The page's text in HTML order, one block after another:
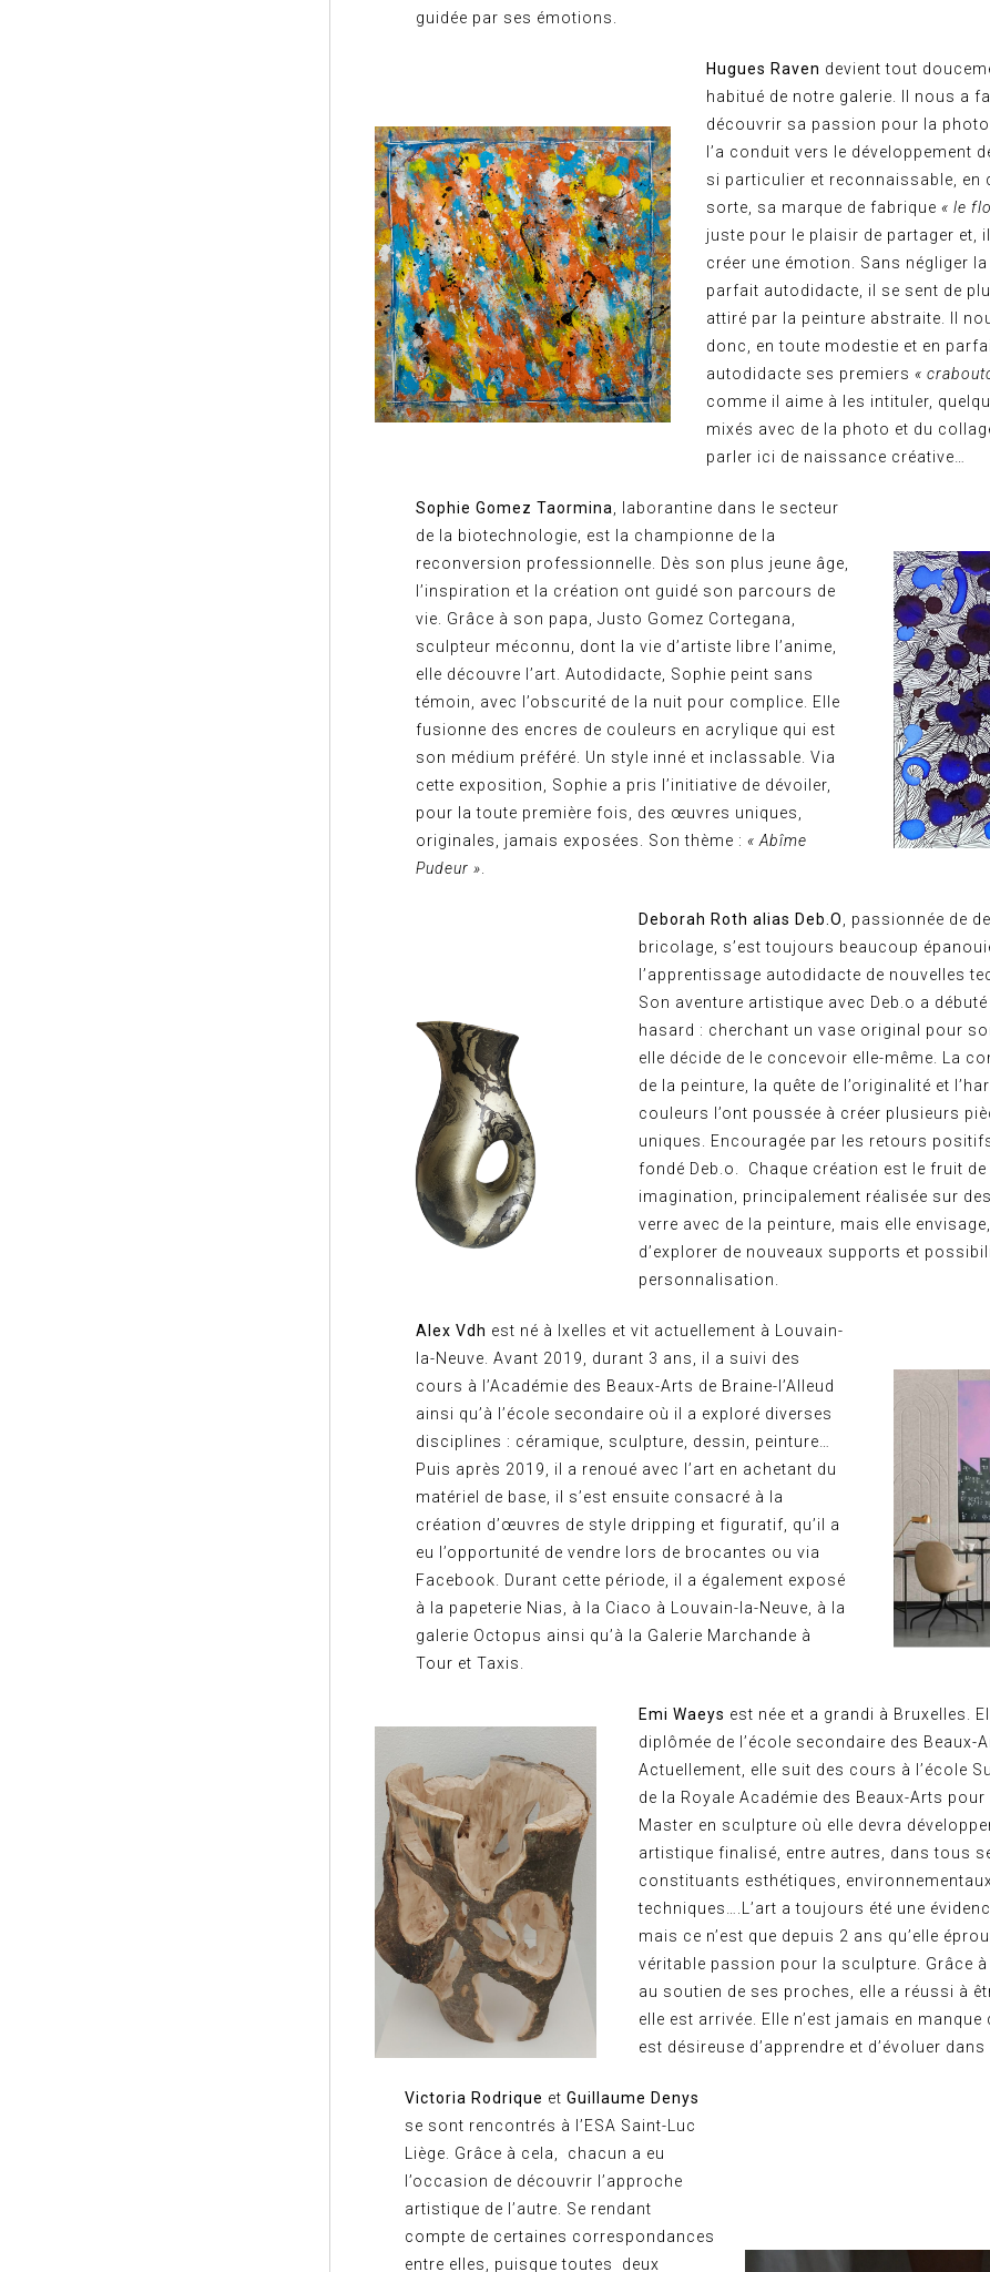
guidée par ses émotions.
Hugues Raven devient tout
habitué de notre galerie. Il nous a
découvrir sa passion pour la
l’a conduit vers le développement
si particulier et reconnaissable, en
sorte, sa marque de fabrique « le
juste pour le plaisir de partager et, il
créer une émotion. Sans négliger
parfait autodidacte, il se sent de
attiré par la peinture abstraite. Il
donc, en toute modestie et en
autodidacte ses premiers «
comme il aime à les intituler,
mixés avec de la photo et du
parler ici de naissance créative…
Sophie Gomez Taormina
, laborantine dans le secteur
de la biotechnologie, est la championne de la
reconversion professionnelle. Dès son plus jeune âge,
l’inspiration et la création ont guidé son parcours de
vie. Grâce à son papa, Justo Gomez Cortegana,
sculpteur méconnu, dont la vie d’artiste libre l’anime,
elle découvre l’art. Autodidacte, Sophie peint sans
témoin, avec l’obscurité de la nuit pour complice. Elle
fusionne des encres de couleurs en acrylique qui est
son médium préféré. Un style inné et inclassable. Via
cette exposition, Sophie a pris l’initiative de dévoiler,
pour la toute première fois, des œuvres uniques,
originales, jamais exposées. Son thème : « Abîme
Pudeur »
Deborah Roth alias Deb.O
, passionnée de
bricolage, s’est toujours beaucoup
l’apprentissage autodidacte de nouvelles
Son aventure artistique avec Deb.o a
hasard : cherchant un vase original pour
elle décide de le concevoir elle-même. La
de la peinture, la quête de l’originalité et
couleurs l’ont poussée à créer plusieurs
uniques. Encouragée par les retours
fondé Deb.o. Chaque création est le fruit de
imagination, principalement réalisée sur
verre avec de la peinture, mais elle envisage,
d’explorer de nouveaux supports et
personnalisation.
Alex Vdh est né à Ixelles et vit actuellement à Louvain-
la-Neuve. Avant 2019, durant 3 ans, il a suivi des
cours à l’Académie des Beaux-Arts de Braine-l’Alleud
ainsi qu’à l’école secondaire où il a exploré diverses
disciplines : céramique, sculpture, dessin, peinture…
Puis après 2019, il a renoué avec l’art en achetant du
matériel de base, il s’est ensuite consacré à la
création d’œuvres de style dripping et figuratif, qu’il a
eu l’opportunité de vendre lors de brocantes ou via
Facebook. Durant cette période, il a également exposé
à la papeterie Nias, à la Ciaco à Louvain-la-Neuve, à la
galerie Octopus ainsi qu’à la Galerie Marchande à
Tour et Taxis.
Emi Waeys est née et a grandi à Bruxelles.
diplômée de l’école secondaire des Beaux-
Actuellement, elle suit des cours à l’école
de la Royale Académie des Beaux-Arts
Master en sculpture où elle devra
artistique finalisé, entre autres, dans tous
constituants esthétiques,
techniques….L’art a toujours été une
mais ce n’est que depuis 2 ans qu’elle
véritable passion pour la sculpture. Grâce à
au soutien de ses proches, elle a réussi à
elle est arrivée. Elle n’est jamais en manque
est désireuse d’apprendre et d’évoluer
Victoria Rodrique et Guillaume Denys
se sont rencontrés à l’ESA Saint-Luc
Liège. Grâce à cela, chacun a eu
l’occasion de découvrir l’approche
artistique de l’autre. Se rendant
compte de certaines correspondances
entre elles, puisque toutes deux